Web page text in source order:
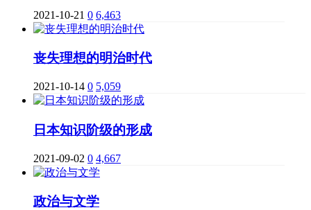
2021-10-21 0 6,463
丧失理想的明治时代
2021-10-14 0 5,059
日本知识阶级的形成
2021-09-02 0 4,667
政治与文学